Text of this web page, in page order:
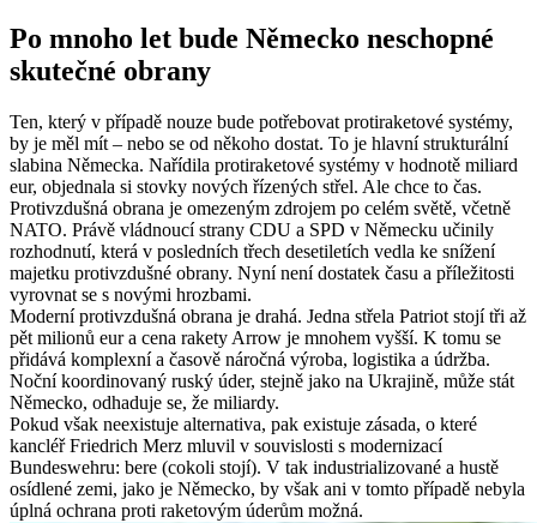
Po mnoho let bude Německo neschopné
skutečné obrany
Ten, který v případě nouze bude potřebovat protiraketové systémy,
by je měl mít – nebo se od někoho dostat. To je hlavní strukturální
slabina Německa. Nařídila protiraketové systémy v hodnotě miliard
eur, objednala si stovky nových řízených střel. Ale chce to čas.
Protivzdušná obrana je omezeným zdrojem po celém světě, včetně
NATO. Právě vládnoucí strany CDU a SPD v Německu učinily
rozhodnutí, která v posledních třech desetiletích vedla ke snížení
majetku protivzdušné obrany. Nyní není dostatek času a příležitosti
vyrovnat se s novými hrozbami.
Moderní protivzdušná obrana je drahá. Jedna střela Patriot stojí tři až
pět milionů eur a cena rakety Arrow je mnohem vyšší. K tomu se
přidává komplexní a časově náročná výroba, logistika a údržba.
Noční koordinovaný ruský úder, stejně jako na Ukrajině, může stát
Německo, odhaduje se, že miliardy.
Pokud však neexistuje alternativa, pak existuje zásada, o které
kancléř Friedrich Merz mluvil v souvislosti s modernizací
Bundeswehru: bere (cokoli stojí). V tak industrializované a hustě
osídlené zemi, jako je Německo, by však ani v tomto případě nebyla
úplná ochrana proti raketovým úderům možná.